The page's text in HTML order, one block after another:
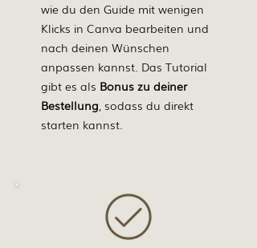
wie du den Guide mit wenigen
Klicks in Canva bearbeiten und
nach deinen Wünschen
anpassen kannst. Das Tutorial
gibt es als Bonus zu deiner
Bestellung, sodass du direkt
starten kannst.​​